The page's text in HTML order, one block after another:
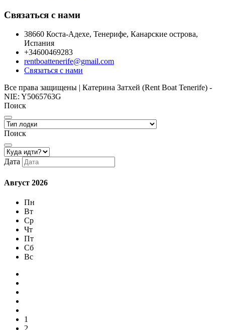
Связаться с нами
38660 Коста-Адехе, Тенерифе, Канарские острова,
Испания
+34600469283
rentboattenerife@gmail.com
Связаться с нами
Все права защищены | Катерина Затхей (Rent Boat Tenerife) -
NIE: Y5065763G
Поиск
Поиск
Дата
Август 2026
Пн
Вт
Ср
Чт
Пт
Сб
Вс
1
2